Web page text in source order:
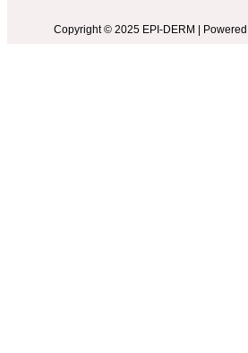
Copyright © 2025 EPI-DERM |